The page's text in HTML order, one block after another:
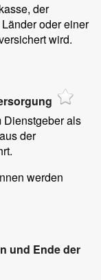
der
oder einer
wird.
Dienstgeber als
der
werden
und Ende der